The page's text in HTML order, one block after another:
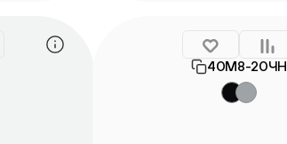
40М8-20ЧН